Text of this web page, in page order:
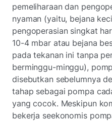
pemeliharaan dan
nyaman (yaitu, bejana
pengoperasian singkat
10-4 mbar atau bejana
pada tekanan ini tanpa
berminggu-minggu),
disebutkan sebelumnya
tahap sebagai pompa
yang cocok. Meskipun
bekerja seekonomis